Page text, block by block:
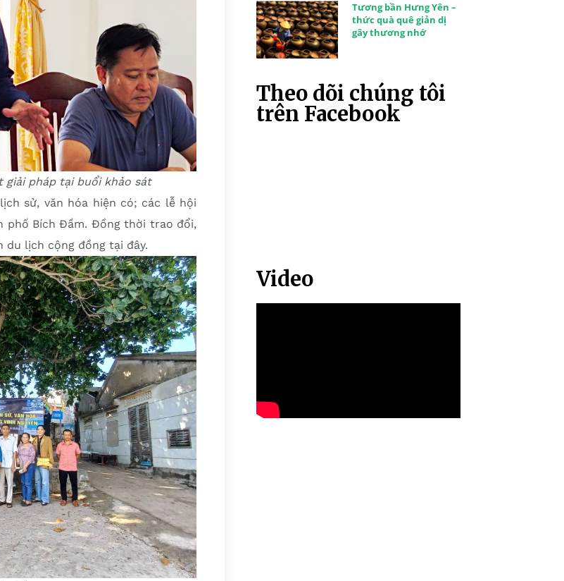
giải pháp tại buổi khảo sát
sử, văn hóa hiện có; các lễ hội
phố Bích Đầm. Đồng thời trao đổi,
du lịch cộng đồng tại đây.
Tương bần Hưng Yên –
thức quà quê giản dị
gây thương nhớ
Theo dõi chúng tôi
trên Facebook
Video